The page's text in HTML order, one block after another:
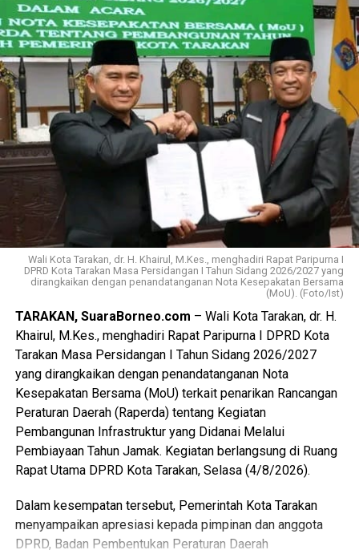
Wali Kota Tarakan, dr. H. Khairul, M.Kes., menghadiri Rapat Paripurna I
DPRD Kota Tarakan Masa Persidangan I Tahun Sidang 2026/2027 yang
dirangkaikan dengan penandatanganan Nota Kesepakatan Bersama
(MoU). (Foto/Ist)
TARAKAN, SuaraBorneo.com – Wali Kota Tarakan, dr. H.
Khairul, M.Kes., menghadiri Rapat Paripurna I DPRD Kota
Tarakan Masa Persidangan I Tahun Sidang 2026/2027
yang dirangkaikan dengan penandatanganan Nota
Kesepakatan Bersama (MoU) terkait penarikan Rancangan
Peraturan Daerah (Raperda) tentang Kegiatan
Pembangunan Infrastruktur yang Didanai Melalui
Pembiayaan Tahun Jamak. Kegiatan berlangsung di Ruang
Rapat Utama DPRD Kota Tarakan, Selasa (4/8/2026).
Dalam kesempatan tersebut, Pemerintah Kota Tarakan
menyampaikan apresiasi kepada pimpinan dan anggota
DPRD, Badan Pembentukan Peraturan Daerah